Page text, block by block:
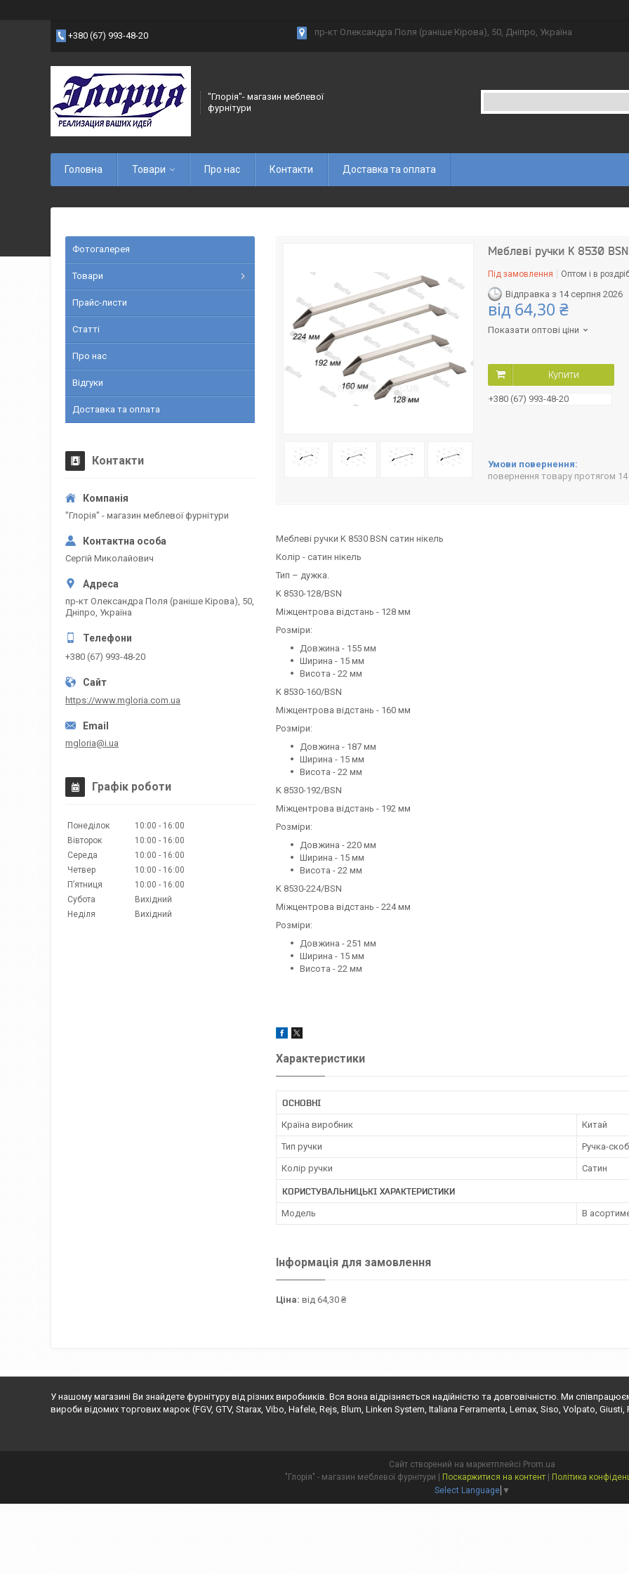
+380 (67) 993-48-20 пр-кт Олександра Поля (раніше Кірова), 50, Дніпро, Україна
"Глорія"- магазин меблевої
фурнітури
Головна Товари Про нас Контакти Доставка та оплата
Меблеві ручки K 8530
Під замовлення Оптом і в
Відправка з 14 серпня 2026
від 64,30 ₴
Показати оптові ціни
Купити
+380 (67) 993-48-20
повернення товару протягом 14
Меблеві ручки K 8530 BSN сатин нікель
Колір - сатин нікель
Тип – дужка.
K 8530-128/BSN
Міжцентрова відстань - 128 мм
Розміри:
Довжина - 155 мм
Ширина - 15 мм
Висота - 22 мм
K 8530-160/BSN
Міжцентрова відстань - 160 мм
Розміри:
Довжина - 187 мм
Ширина - 15 мм
Висота - 22 мм
K 8530-192/BSN
Міжцентрова відстань - 192 мм
Розміри:
Довжина - 220 мм
Ширина - 15 мм
Висота - 22 мм
K 8530-224/BSN
Міжцентрова відстань - 224 мм
Розміри:
Довжина - 251 мм
Ширина - 15 мм
Висота - 22 мм
Характеристики
ОСНОВНІ
Країна виробник Китай
Тип ручки Ручка-
Колір ручки Сатин
КОРИСТУВАЛЬНИЦЬКІ ХАРАКТЕРИСТИКИ
Модель В
Інформація для замовлення
Ціна: від 64,30 ₴
Фотогалерея
Товари
Прайс-листи
Статті
Про нас
Відгуки
Доставка та оплата
Контакти
"Глорія" - магазин меблевої фурнітури
Сергій Миколайович
пр-кт Олександра Поля (раніше Кірова), 50,
Дніпро, Україна
+380 (67) 993-48-20
https://www.mgloria.сom.ua
mgloria@i.ua
Графік роботи
Понеділок 10:00
16:00
Вівторок
10:00
16:00
Середа
10:00
16:00
Четвер
10:00
16:00
Пʼятниця
10:00
16:00
Субота
Вихідний
Неділя
Вихідний
У нашому магазині Ви знайдете фурнітуру від різних виробників. Вся вона відрізняється надійністю та довговічністю. Ми
вироби відомих торгових марок (FGV, GTV, Starax, Vibo, Hafele, Rejs, Blum, Linken System, Italiana Ferramenta, Lemax, Siso, Volpato,
Сайт створений на маркетплейсі Prom.ua
Поскаржитися на контент
Політика
Select Language ▼